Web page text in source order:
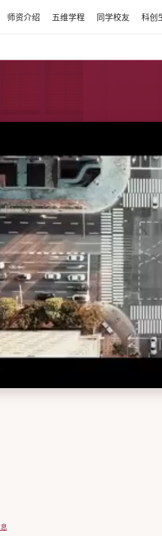
师资介绍 五维学程 同学校友 科创